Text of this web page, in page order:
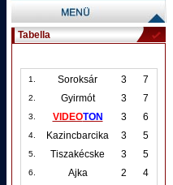
Tabella
1. Soroksár 3 7
2. Gyirmót 3 7
3. VIDEOTON 3 6
4. Kazincbarcika 3 5
5. Tiszakécske 3 5
6. Ajka 2 4